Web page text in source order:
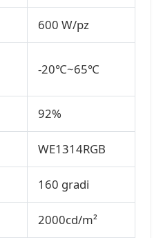
600 W/pz
-20℃~65℃
92%
WE1314RGB
160 gradi
2000cd/m²